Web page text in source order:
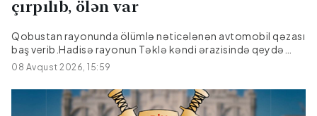
çırpılıb, ölən var
Qobustan rayonunda ölümlə nəticələnən avtomobil qəzası
baş verib.Hadisə rayonun Təklə kəndi ərazisində qeydə
alınıb."Hyundai" markalı avtomobilin idarəetmədən çıxaraq
işıq dirəyinə çırpılması nəticəsində sürücü, 27 yaşlı Emil
Əmralıyev hadisə yerində ölüb.Faktla bağlı araşdırma
08 Avqust 2026, 15:59